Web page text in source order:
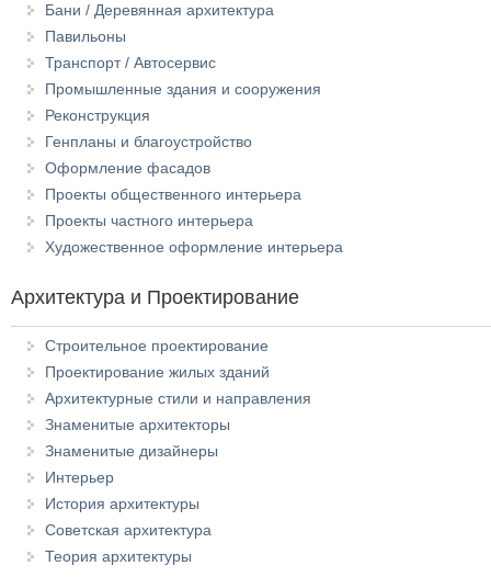
Бани / Деревянная архитектура
Павильоны
Транспорт / Автосервис
Промышленные здания и сооружения
Реконструкция
Генпланы и благоустройство
Оформление фасадов
Проекты общественного интерьера
Проекты частного интерьера
Художественное оформление интерьера
Архитектура и Проектирование
Строительное проектирование
Проектирование жилых зданий
Архитектурные стили и направления
Знаменитые архитекторы
Знаменитые дизайнеры
Интерьер
История архитектуры
Советская архитектура
Теория архитектуры